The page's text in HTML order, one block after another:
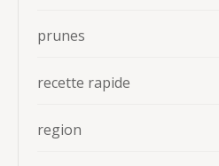
prunes
recette rapide
region